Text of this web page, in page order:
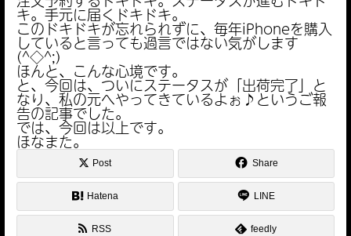
キ。手元に届くドキドキ。
このドキドキが忘れられずに、毎年iPhoneを購入
していると言っても過言ではない気がします
(^◇^;)
ほんと、こんな心境です。
と、今回は、ついにステータスが「出荷完了」と
なり、私の元へやってきているよぉ♪というご報
告の記事でした。
では、今回は以上です。
ほなまた。
Post Share
Hatena LINE
RSS feedly